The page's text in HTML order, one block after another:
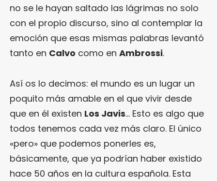
no se le hayan saltado las lágrimas no solo
con el propio discurso, sino al contemplar la
emoción que esas mismas palabras levantó
tanto en Calvo como en Ambrossi.
Así os lo decimos: el mundo es un lugar un
poquito más amable en el que vivir desde
que en él existen Los Javis… Esto es algo que
todos tenemos cada vez más claro. El único
«pero» que podemos ponerles es,
básicamente, que ya podrían haber existido
hace 50 años en la cultura española. Esta